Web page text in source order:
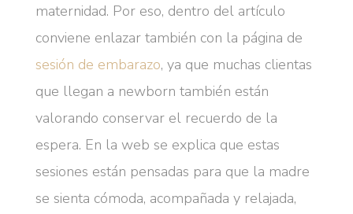
maternidad. Por eso, dentro del artículo
conviene enlazar también con la página de
sesión de embarazo, ya que muchas clientas
que llegan a newborn también están
valorando conservar el recuerdo de la
espera. En la web se explica que estas
sesiones están pensadas para que la madre
se sienta cómoda, acompañada y relajada,